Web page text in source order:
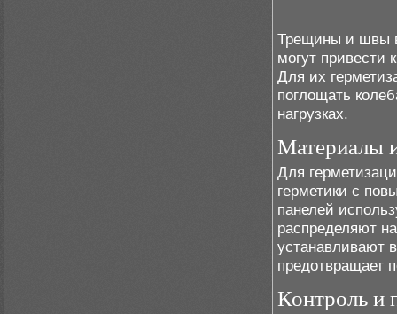
Трещины и швы
могут привести
Для их
поглощать
нагрузках.
Материалы
Для
герметики с
панелей
распределяют
устанавливают
предотвращает
Контроль и